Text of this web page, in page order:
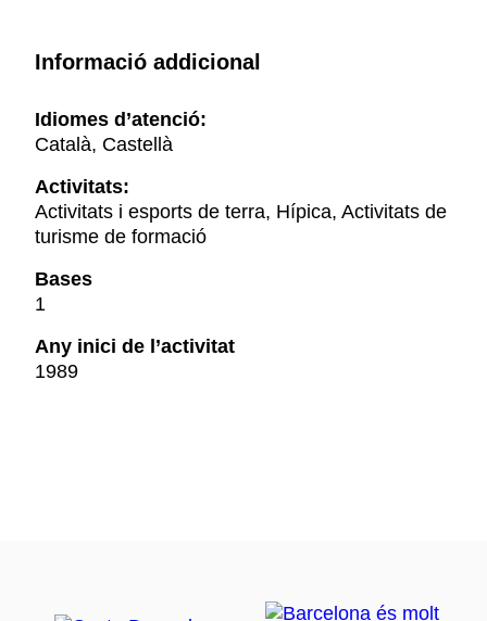
Informació addicional
Idiomes d’atenció:
Català, Castellà
Activitats:
Activitats i esports de terra, Hípica, Activitats de
turisme de formació
Bases
1
Any inici de l’activitat
1989